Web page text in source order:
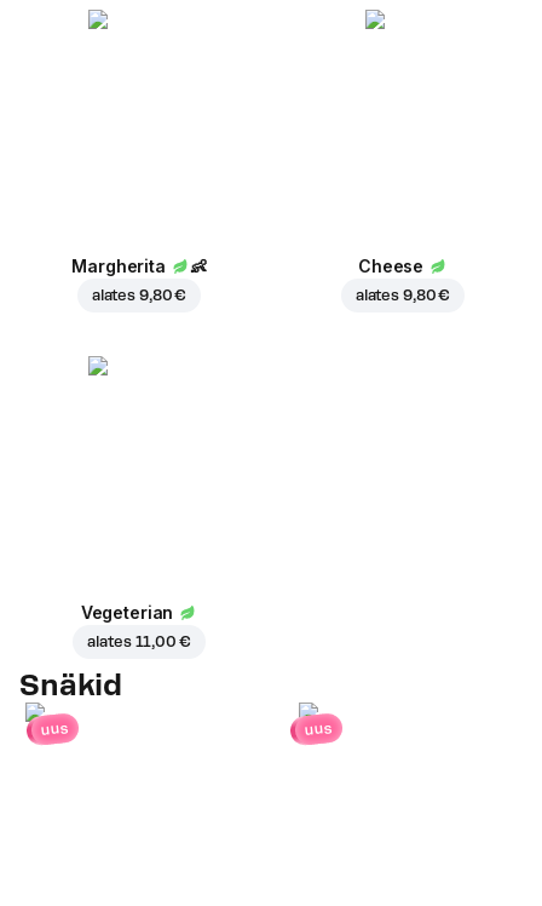
Margherita 👶
alates 9,80 €
Cheese
alates 9,80 €
Vegeterian
alates 11,00 €
Snäkid
uus uus